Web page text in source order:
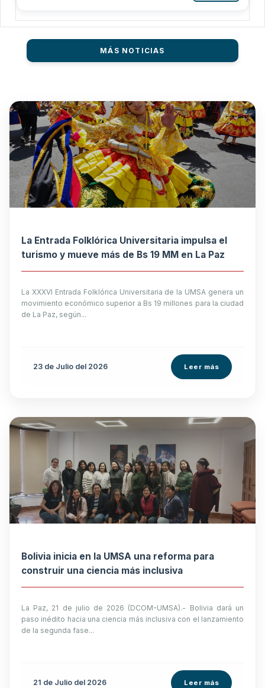
MÁS NOTICIAS
La Entrada Folklórica Universitaria impulsa el
turismo y mueve más de Bs 19 MM en La Paz
La XXXVI Entrada Folklórica Universitaria de la UMSA genera un
movimiento económico superior a Bs 19 millones para la ciudad
de La Paz, según...
23 de Julio del 2026 Leer más
Bolivia inicia en la UMSA una reforma para
construir una ciencia más inclusiva
La Paz, 21 de julio de 2026 (DCOM-UMSA).- Bolivia dará un
paso inédito hacia una ciencia más inclusiva con el lanzamiento
de la segunda fase...
21 de Julio del 2026 Leer más